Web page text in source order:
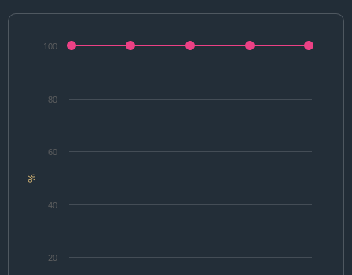
%
20
40
60
80
100